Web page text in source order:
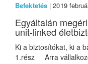
Befektetés | 2019
Egyáltalán
unit-linked
Ki a biztosítókat, ki a
1.rész Arra